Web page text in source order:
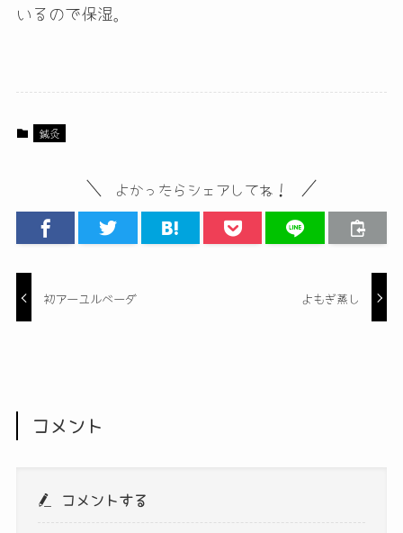
いるので保湿。
鍼灸
よかったらシェアしてね！
初アーユルベーダ よもぎ蒸し
コメント
コメントする